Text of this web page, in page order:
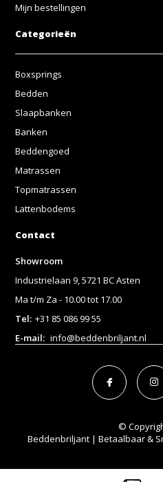
Mijn bestellingen
Categorieën
Boxsprings
Bedden
Slaapbanken
Banken
Beddengoed
Matrassen
Topmatrassen
Lattenbodems
Contact
Showroom
Industrielaan 9, 5721 BC Asten
Ma t/m Za - 10.00 tot 17.00
Tel: +31 85 086 99 55
E-mail: info@beddenbriljant.nl
©
Beddenbriljant | Betaalbaar &